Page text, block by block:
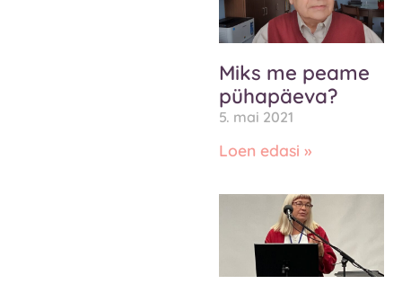
Miks me peame
pühapäeva?
5. mai 2021
Loen edasi »